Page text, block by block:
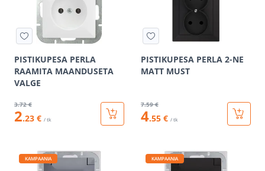
PISTIKUPESA PERLA
RAAMITA MAANDUSETA
VALGE
3.72 €
2.23 € / tk
PISTIKUPESA PERLA 2-NE
MATT MUST
7.59 €
4.55 € / tk
KAMPAANIA KAMPAANIA